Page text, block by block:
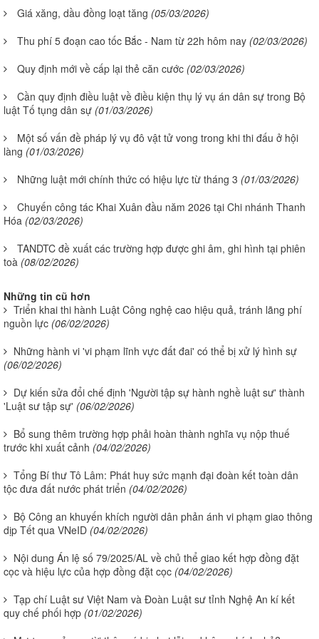
Giá xăng, dầu đồng loạt tăng (05/03/2026)
Thu phí 5 đoạn cao tốc Bắc - Nam từ 22h hôm nay (02/03/2026)
Quy định mới về cấp lại thẻ căn cước (02/03/2026)
Cần quy định điều luật về điều kiện thụ lý vụ án dân sự trong Bộ
luật Tố tụng dân sự (01/03/2026)
Một số vấn đề pháp lý vụ đô vật tử vong trong khi thi đấu ở hội
làng (01/03/2026)
Những luật mới chính thức có hiệu lực từ tháng 3 (01/03/2026)
Chuyến công tác Khai Xuân đầu năm 2026 tại Chi nhánh Thanh
Hóa (02/03/2026)
TANDTC đề xuất các trường hợp được ghi âm, ghi hình tại phiên
toà (08/02/2026)
Những tin cũ hơn
Triển khai thi hành Luật Công nghệ cao hiệu quả, tránh lãng phí
nguồn lực (06/02/2026)
Những hành vi 'vi phạm lĩnh vực đất đai' có thể bị xử lý hình sự
(06/02/2026)
Dự kiến sửa đổi chế định 'Người tập sự hành nghề luật sư' thành
'Luật sư tập sự' (06/02/2026)
Bổ sung thêm trường hợp phải hoàn thành nghĩa vụ nộp thuế
trước khi xuất cảnh (04/02/2026)
Tổng Bí thư Tô Lâm: Phát huy sức mạnh đại đoàn kết toàn dân
tộc đưa đất nước phát triển (04/02/2026)
Bộ Công an khuyến khích người dân phản ánh vi phạm giao thông
dịp Tết qua VNeID (04/02/2026)
Nội dung Án lệ số 79/2025/AL về chủ thể giao kết hợp đồng đặt
cọc và hiệu lực của hợp đồng đặt cọc (04/02/2026)
Tạp chí Luật sư Việt Nam và Đoàn Luật sư tỉnh Nghệ An kí kết
quy chế phối hợp (01/02/2026)